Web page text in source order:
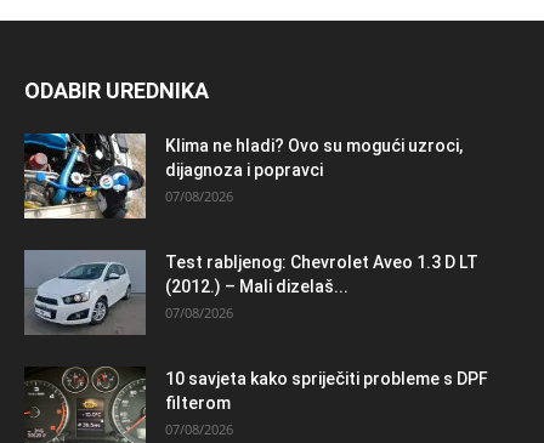
ODABIR UREDNIKA
Klima ne hladi? Ovo su mogući uzroci,
dijagnoza i popravci
07/08/2026
Test rabljenog: Chevrolet Aveo 1.3 D LT
(2012.) – Mali dizelaš...
07/08/2026
10 savjeta kako spriječiti probleme s DPF
filterom
07/08/2026